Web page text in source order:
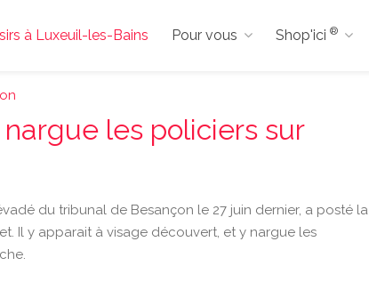
à Luxeuil-les-Bains Pour vous Shop'ici®
les policiers sur
du tribunal de Besançon le 27 juin dernier, a posté la
Il y apparait à visage découvert, et y nargue les